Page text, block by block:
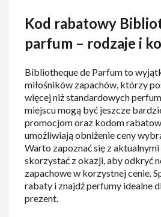
Kod rabatowy
parfum – rodzaje i
Bibliotheque de Parfum to
miłośników zapachów, którzy
więcej niż standardowych
miejscu mogą być jeszcze
promocjom oraz kodom
umożliwiają obniżenie ceny
Warto zapoznać się z
skorzystać z okazji, aby odkryć
zapachowe w korzystnej cenie.
rabaty i znajdź perfumy idealne
prezent.